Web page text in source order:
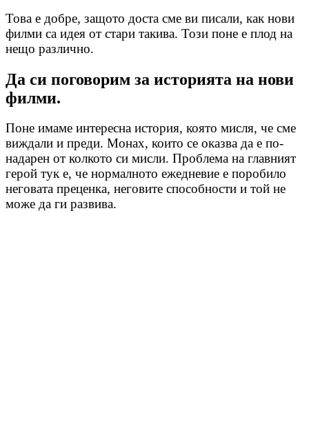
Това е добре, защото доста сме ви писали, как нови
филми са идея от стари такива. Този поне е плод на
нещо различно.
Да си поговорим за историята на нови
филми.
Поне имаме интересна история, която мисля, че сме
виждали и преди. Монах, които се оказва да е по-
надарен от колкото си мисли. Проблема на главният
герой тук е, че нормалното ежедневие е поробило
неговата преценка, неговите способности и той не
може да ги развива.